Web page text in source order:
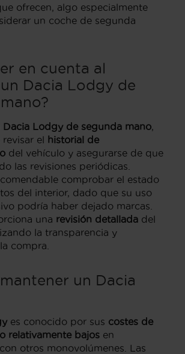
ofrecen, algo especialmente
un coche de segunda
en cuenta al
Dacia Lodgy de
Dacia Lodgy de segunda mano
el historial de
del vehículo y asegurarse de que
las revisiones periódicas.
comprobar el estado
del interior, dado que su uso
podría haber dejado marcas.
una revisión detallada del
la transparencia y
compra.
un Dacia
es conocido por sus costes de
relativamente bajos en
otros monovolúmenes. Las